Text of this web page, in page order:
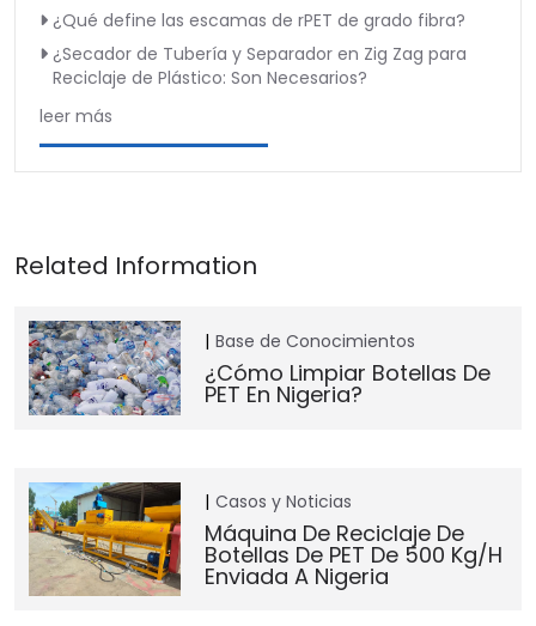
¿Qué define las escamas de rPET de grado fibra?
¿Secador de Tubería y Separador en Zig Zag para
Reciclaje de Plástico: Son Necesarios?
leer más
Base de Conocimientos
¿Cómo Limpiar Botellas De
PET En Nigeria?
Casos y Noticias
Máquina De Reciclaje De
Botellas De PET De 500 Kg/h
Enviada A Nigeria